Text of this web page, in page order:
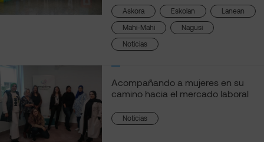
Askora , Eskolan , Lanean
Mahi-Mahi , Nagusi
Noticias
Acompañando a mujeres en su
camino hacia el mercado laboral
Noticias